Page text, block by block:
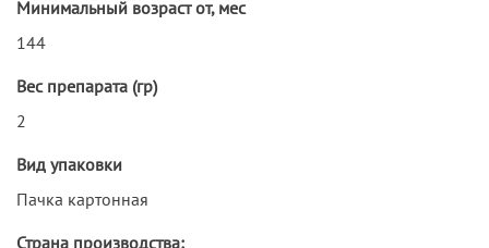
Минимальный возраст от, мес
144
Вес препарата (гр)
2
Вид упаковки
Пачка картонная
Страна производства: